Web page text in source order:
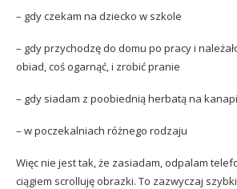
– gdy czekam na dziecko w szkole
– gdy przychodzę do domu po pracy i
obiad, coś ogarnąć, i zrobić pranie
– gdy siadam z poobiednią herbatą na
– w poczekalniach różnego rodzaju
Więc nie jest tak, że zasiadam, odpalam
ciągiem scrolluję obrazki. To zazwyczaj